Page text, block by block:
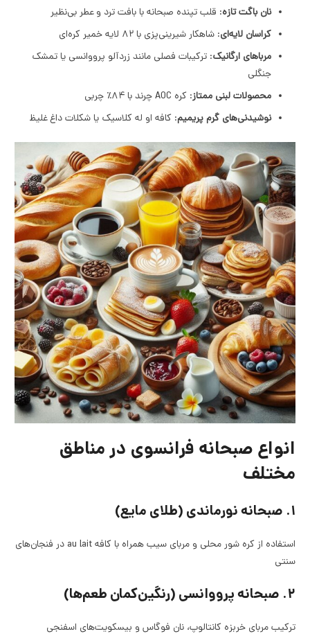
نان باگت تازه: قلب تپنده صبحانه با بافت ترد و عطر بی‌نظیر
کراسان لایه‌ای: شاهکار شیرینی‌پزی با ۸۲ لایه خمیر کره‌ای
مرباهای ارگانیک: ترکیبات فصلی مانند زردآلو پرووانسی یا تمشک
جنگلی
محصولات لبنی ممتاز: کره AOC چرند با ۸۴٪ چربی
نوشیدنی‌های گرم پریمیم: کافه او له کلاسیک یا شکلات داغ غلیظ
انواع صبحانه فرانسوی در مناطق
مختلف
۱. صبحانه نورماندی (طلای مایع)
استفاده از کره شور محلی و مربای سیب همراه با کافه au lait در فنجان‌های
سنتی
۲. صبحانه پرووانسی (رنگین‌کمان طعم‌ها)
ترکیب مربای خربزه کانتالوپ، نان فوگاس و بیسکویت‌های اسفنجی